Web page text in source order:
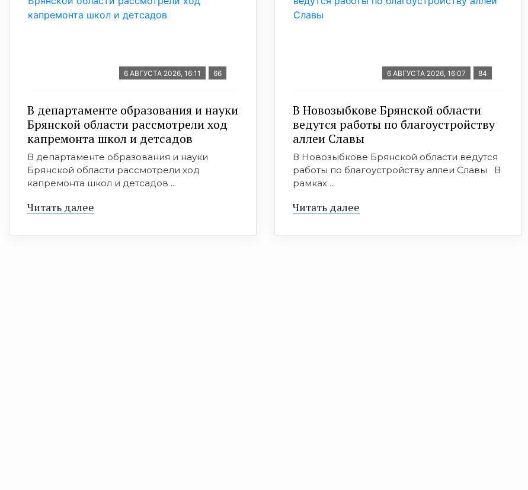
6 АВГУСТА 2026, 16:11 66
В департаменте образования и науки
Брянской области рассмотрели ход
капремонта школ и детсадов
В департаменте образования и науки
Брянской области рассмотрели ход
капремонта школ и детсадов ...
Читать далее
6 АВГУСТА 2026, 16:07 84
В Новозыбкове Брянской области
ведутся работы по благоустройству
аллеи Славы
В Новозыбкове Брянской области ведутся
работы по благоустройству аллеи Славы В
рамках ...
Читать далее